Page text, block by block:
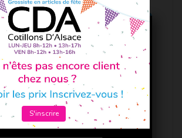
S'inscrire